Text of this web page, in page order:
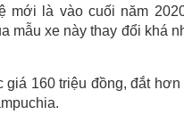
mới là vào cuối năm
mẫu xe này thay đổi khá
160 triệu đồng, đắt hơn